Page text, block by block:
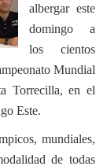
albergar este
domingo a
los cientos
Mundial
Torrecilla, en el
Este.
mundiales,
de todas